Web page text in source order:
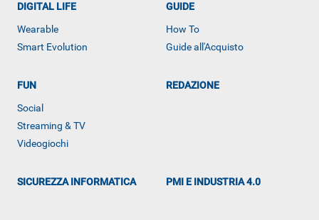
ALTRO
DIGITAL LIFE
Wearable
Smart Evolution
GUIDE
How To
Guide all'Acquisto
FUN
Social
Streaming & TV
Videogiochi
REDAZIONE
SICUREZZA INFORMATICA PMI E INDUSTRIA 4.0